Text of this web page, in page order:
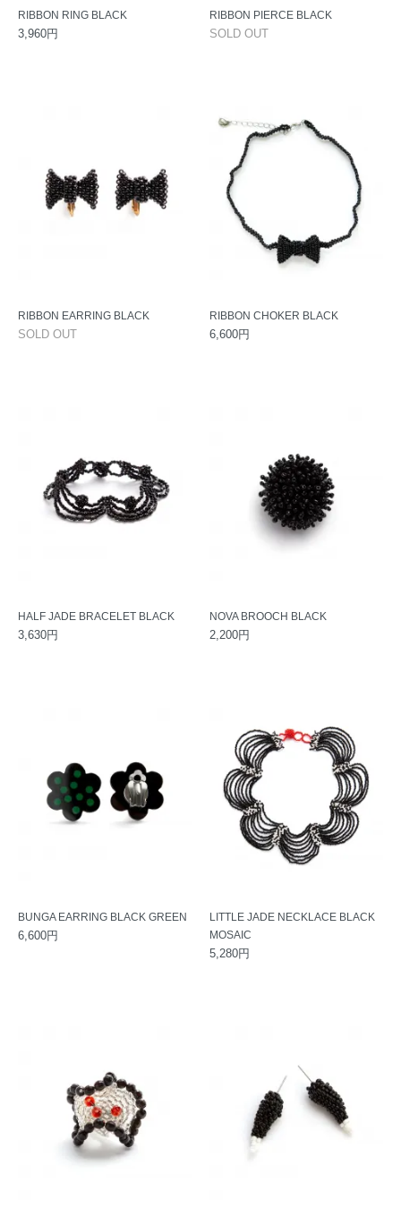
RIBBON RING BLACK
3,960円
RIBBON PIERCE BLACK
SOLD OUT
RIBBON EARRING BLACK
SOLD OUT
RIBBON CHOKER BLACK
6,600円
HALF JADE BRACELET BLACK
3,630円
NOVA BROOCH BLACK
2,200円
BUNGA EARRING BLACK GREEN
6,600円
LITTLE JADE NECKLACE BLACK
MOSAIC
5,280円